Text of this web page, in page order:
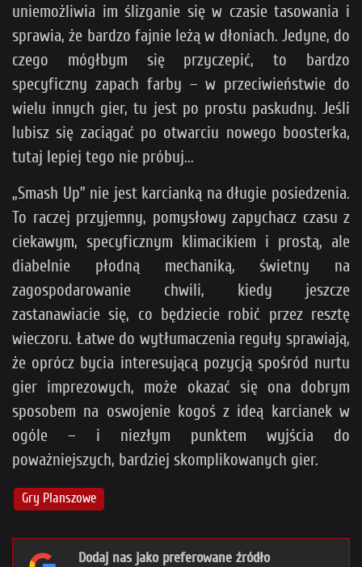
uniemożliwia im ślizganie się w czasie tasowania i
sprawia, że bardzo fajnie leżą w dłoniach. Jedyne, do
czego mógłbym się przyczepić, to bardzo
specyficzny zapach farby – w przeciwieństwie do
wielu innych gier, tu jest po prostu paskudny. Jeśli
lubisz się zaciągać po otwarciu nowego boosterka,
tutaj lepiej tego nie próbuj...
„Smash Up” nie jest karcianką na długie posiedzenia.
To raczej przyjemny, pomysłowy zapychacz czasu z
ciekawym, specyficznym klimacikiem i prostą, ale
diabelnie płodną mechaniką, świetny na
zagospodarowanie chwili, kiedy jeszcze
zastanawiacie się, co będziecie robić przez resztę
wieczoru. Łatwe do wytłumaczenia reguły sprawiają,
że oprócz bycia interesującą pozycją spośród nurtu
gier imprezowych, może okazać się ona dobrym
sposobem na oswojenie kogoś z ideą karcianek w
ogóle – i niezłym punktem wyjścia do
poważniejszych, bardziej skomplikowanych gier.
Gry Planszowe
Dodaj nas jako preferowane źródło